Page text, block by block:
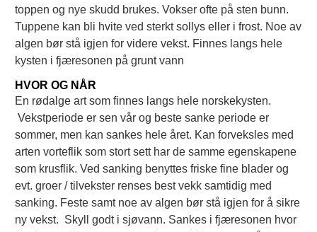
toppen og nye skudd brukes. Vokser ofte på sten bunn.
Tuppene kan bli hvite ved sterkt sollys eller i frost. Noe av
algen bør stå igjen for videre vekst. Finnes langs hele
kysten i fjæresonen på grunt vann
HVOR OG NÅR
En rødalge art som finnes langs hele norskekysten.
Vekstperiode er sen vår og beste sanke periode er
sommer, men kan sankes hele året. Kan forveksles med
arten vorteflik som stort sett har de samme egenskapene
som krusflik. Ved sanking benyttes friske fine blader og
evt. groer / tilvekster renses best vekk samtidig med
sanking. Feste samt noe av algen bør stå igjen for å sikre
ny vekst. Skyll godt i sjøvann. Sankes i fjæresonen hvor